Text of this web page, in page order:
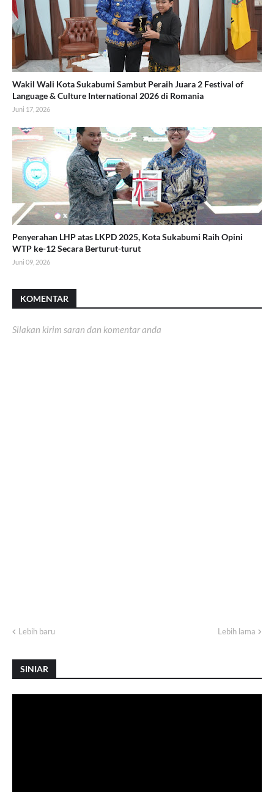
Wakil Wali Kota Sukabumi Sambut Peraih Juara 2 Festival of
Language & Culture International 2026 di Romania
Juni 17, 2026
Penyerahan LHP atas LKPD 2025, Kota Sukabumi Raih Opini
WTP ke-12 Secara Berturut-turut
Juni 09, 2026
KOMENTAR
Silakan kirim saran dan komentar anda
Lebih baru Lebih lama
SINIAR